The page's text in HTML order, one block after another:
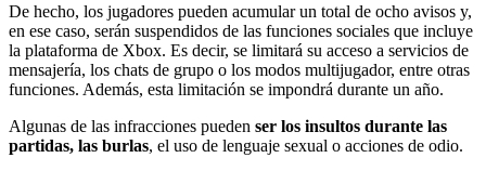
De hecho, los jugadores pueden acumular un total de ocho avisos y,
en ese caso, serán suspendidos de las funciones sociales que incluye
la plataforma de Xbox. Es decir, se limitará su acceso a servicios de
mensajería, los chats de grupo o los modos multijugador, entre otras
funciones. Además, esta limitación se impondrá durante un año.
Algunas de las infracciones pueden ser los insultos durante las
partidas, las burlas, el uso de lenguaje sexual o acciones de odio.